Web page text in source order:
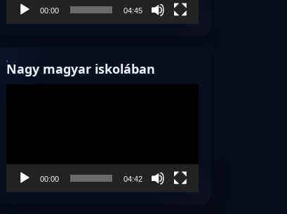
00:00 04:45
Nagy magyar iskolában
00:00 04:42